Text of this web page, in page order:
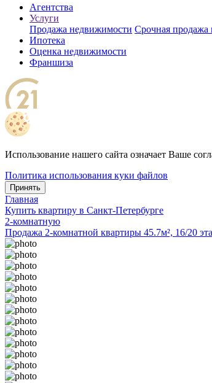
Агентства
Услуги
Продажа недвижимости Срочная продажа
Ипотека
Оценка недвижимости
Франшиза
Использование нашего сайта означает Ваше
Политика использования куки файлов
Принять
Главная
Купить квартиру в Санкт-Петербурге
2-комнатную
Продажа 2-комнатной квартиры 45.7м², 16/20